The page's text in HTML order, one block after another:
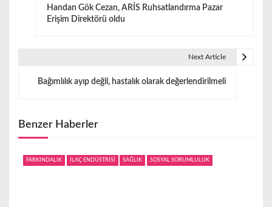
z
n
Handan Gök Cezan, ARİS Ruhsatlandırma Pazar
Erişim Direktörü oldu
Next Article
Bağımlılık ayıp değil, hastalık olarak değerlendirilmeli
Benzer Haberler
FARKINDALIK İLAÇ ENDÜSTRİSİ SAĞLIK SOSYAL SORUMLULUK